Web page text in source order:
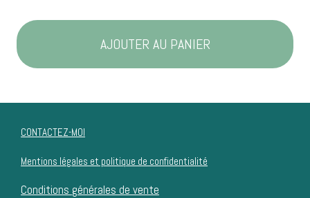
initial
actuel
est :
AJOUTER AU PANIER
CONTACTEZ-MOI
Mentions légales et politique de confidentialité
Conditions générales de vente